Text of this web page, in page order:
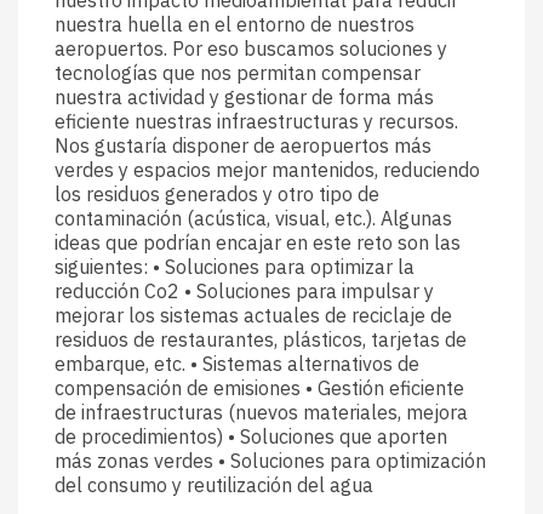
nuestra huella en el entorno de nuestros
aeropuertos. Por eso buscamos soluciones y
tecnologías que nos permitan compensar
nuestra actividad y gestionar de forma más
eficiente nuestras infraestructuras y recursos.
Nos gustaría disponer de aeropuertos más
verdes y espacios mejor mantenidos, reduciendo
los residuos generados y otro tipo de
contaminación (acústica, visual, etc.). Algunas
ideas que podrían encajar en este reto son las
siguientes: • Soluciones para optimizar la
reducción Co2 • Soluciones para impulsar y
mejorar los sistemas actuales de reciclaje de
residuos de restaurantes, plásticos, tarjetas de
embarque, etc. • Sistemas alternativos de
compensación de emisiones • Gestión eficiente
de infraestructuras (nuevos materiales, mejora
de procedimientos) • Soluciones que aporten
más zonas verdes • Soluciones para optimización
del consumo y reutilización del agua